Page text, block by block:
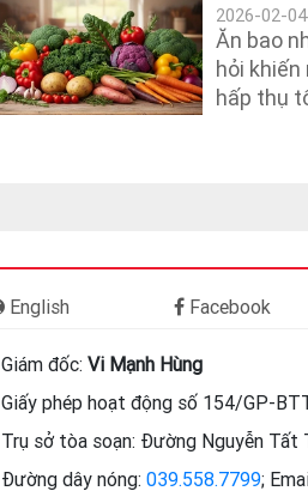
2026-02-
Ăn bao
hỏi
hấp thụ
English Facebook
Giám đốc: Vi Mạnh Hùng
Giấy phép hoạt động số 154/GP-
Trụ sở tòa soạn: Đường Nguyễn Tất
Đường dây nóng: 039.558.7799;